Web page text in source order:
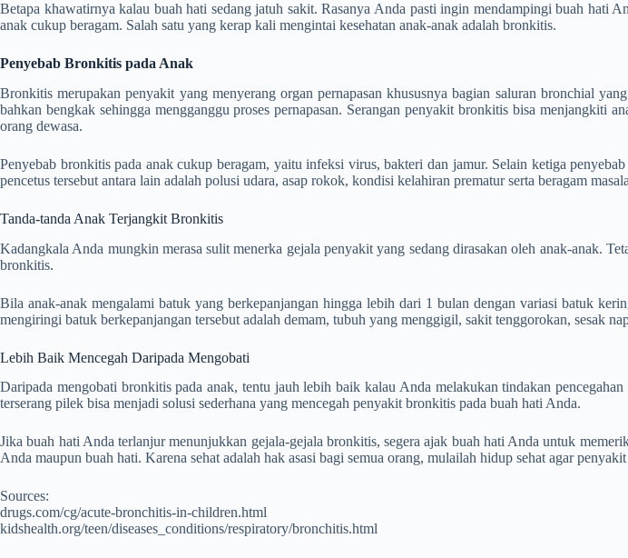
Betapa khawatirnya kalau buah hati sedang jatuh sakit. Rasanya Anda pasti ingin mendampingi buah hati
anak cukup beragam. Salah satu yang kerap kali mengintai kesehatan anak-anak adalah bronkitis.
Penyebab Bronkitis pada Anak
Bronkitis merupakan penyakit yang menyerang organ pernapasan khususnya bagian saluran bronchial
bahkan bengkak sehingga mengganggu proses pernapasan. Serangan penyakit bronkitis bisa menjangkiti
orang dewasa.
Penyebab bronkitis pada anak cukup beragam, yaitu infeksi virus, bakteri dan jamur. Selain ketiga
pencetus tersebut antara lain adalah polusi udara, asap rokok, kondisi kelahiran prematur serta beragam
Tanda-tanda Anak Terjangkit Bronkitis
Kadangkala Anda mungkin merasa sulit menerka gejala penyakit yang sedang dirasakan oleh anak-anak.
bronkitis.
Bila anak-anak mengalami batuk yang berkepanjangan hingga lebih dari 1 bulan dengan variasi batuk
mengiringi batuk berkepanjangan tersebut adalah demam, tubuh yang menggigil, sakit tenggorokan, sesak
Lebih Baik Mencegah Daripada Mengobati
Daripada mengobati bronkitis pada anak, tentu jauh lebih baik kalau Anda melakukan tindakan
terserang pilek bisa menjadi solusi sederhana yang mencegah penyakit bronkitis pada buah hati Anda.
Jika buah hati Anda terlanjur menunjukkan gejala-gejala bronkitis, segera ajak buah hati Anda untuk
Anda maupun buah hati. Karena sehat adalah hak asasi bagi semua orang, mulailah hidup sehat agar
Sources:
drugs.com/cg/acute-bronchitis-in-children.html
kidshealth.org/teen/diseases_conditions/respiratory/bronchitis.html